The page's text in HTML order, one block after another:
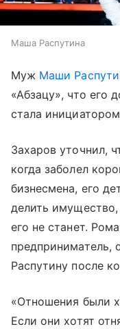
Маша Распутина
Муж Маши
«Абзацу», что его
стала
Захаров уточнил,
когда заболел
бизнесмена, его
делить
его не станет.
предприниматель,
Распутину после
«Отношения были
Если они хотят